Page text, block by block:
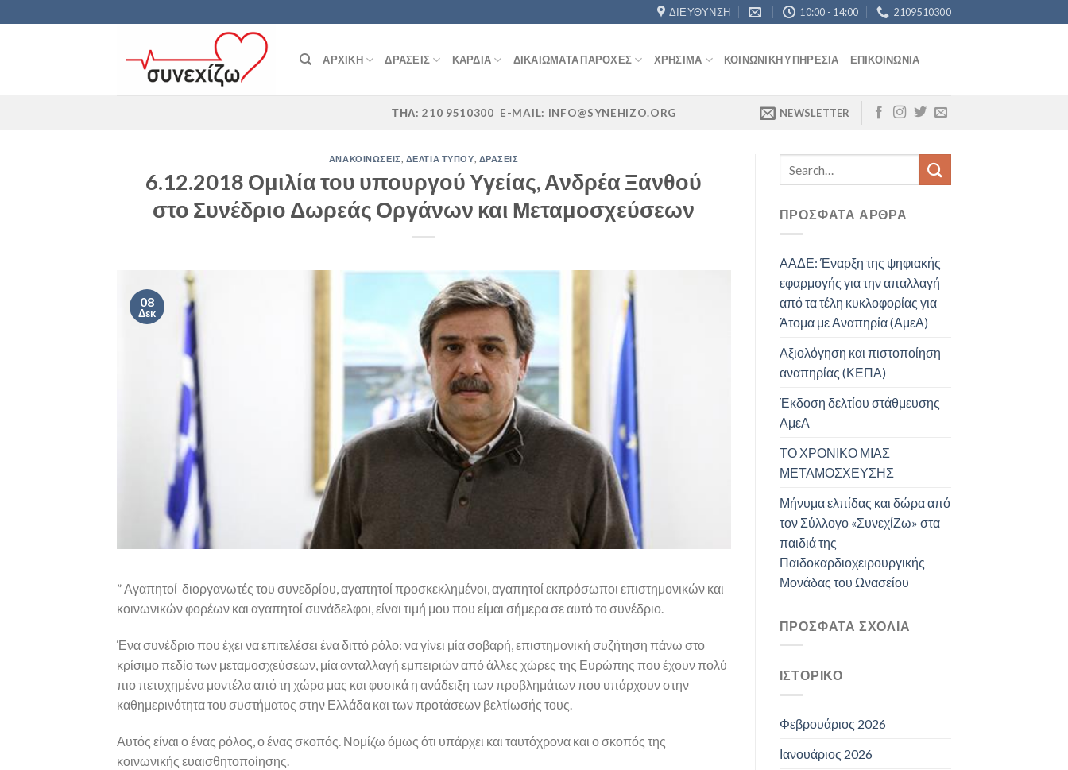
to
ΔΙΕΎΘΥΝΣΗ 10:00 - 14:00 2109510300
ΑΡΧΙΚΉ ΔΡΆΣΕΙΣ ΚΑΡΔΙΆ ΔΙΚΑΙΏΜΑΤΑ ΠΑΡΟΧΈΣ ΧΡΉΣΙΜΑ ΚΟΙΝΩΝΙΚΉ ΥΠΗΡΕΣΊΑ ΕΠΙΚΟΙΝΩΝΊΑ
ΤΗΛ: 210 9510300 E-MAIL: INFO@SYNEHIZO.ORG NEWSLETTER
ΑΝΑΚΟΙΝΏΣΕΙΣ ΔΕΛΤΊΑ ΤΎΠΟΥ ΔΡΆΣΕΙΣ
6.12.2018 Ομιλία του υπουργού Υγείας, Ανδρέα Ξανθού
στο Συνέδριο Δωρεάς Οργάνων και Μεταμοσχεύσεων
08
Δεκ
” Αγαπητοί διοργανωτές του συνεδρίου, αγαπητοί προσκεκλημένοι, αγαπητοί εκπρόσωποι επιστημονικών και
κοινωνικών φορέων και αγαπητοί συνάδελφοι, είναι τιμή μου που είμαι σήμερα σε αυτό το συνέδριο.
Ένα συνέδριο που έχει να επιτελέσει ένα διττό ρόλο: να γίνει μία σοβαρή, επιστημονική συζήτηση πάνω στο
κρίσιμο πεδίο των μεταμοσχεύσεων, μία ανταλλαγή εμπειριών από άλλες χώρες της Ευρώπης που έχουν πολύ
πιο πετυχημένα μοντέλα από τη χώρα μας και φυσικά η ανάδειξη των προβλημάτων που υπάρχουν στην
καθημερινότητα του συστήματος στην Ελλάδα και των προτάσεων βελτίωσής τους.
Αυτός είναι ο ένας ρόλος, ο ένας σκοπός. Νομίζω όμως ότι υπάρχει και ταυτόχρονα και ο σκοπός της
κοινωνικής ευαισθητοποίησης.
ΠΡΌΣΦΑΤΑ ΆΡΘΡΑ
ΑΑΔΕ: Έναρξη της ψηφιακής
εφαρμογής για την απαλλαγή
από τα τέλη κυκλοφορίας για
Άτομα με Αναπηρία (ΑμεΑ)
Αξιολόγηση και πιστοποίηση
αναπηρίας (ΚΕΠΑ)
Έκδοση δελτίου στάθμευσης
ΑμεΑ
ΤΟ ΧΡΟΝΙΚΟ ΜΙΑΣ
ΜΕΤΑΜΟΣΧΕΥΣΗΣ
Μήνυμα ελπίδας και δώρα από
τον Σύλλογο «ΣυνεχίΖω» στα
παιδιά της
Παιδοκαρδιοχειρουργικής
Μονάδας του Ωνασείου
ΠΡΌΣΦΑΤΑ ΣΧΌΛΙΑ
ΙΣΤΟΡΙΚΌ
Φεβρουάριος 2026
Ιανουάριος 2026